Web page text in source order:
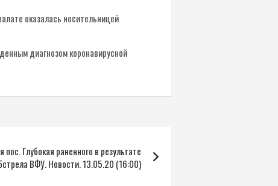
оказалась носительницей
диагнозом коронавирусной
Глубокая раненного в результате
ВФУ. Новости. 13.05.20 (16:00)